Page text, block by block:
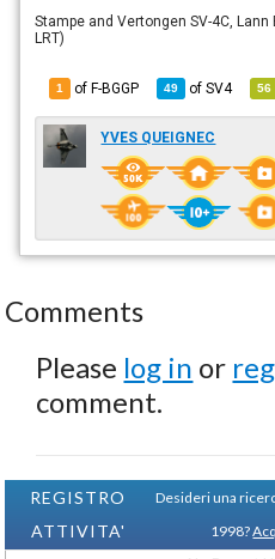
Stampe and Vertongen SV-4C, Lann
LRT)
1 of F-BGGP 49 ofSV4 56
YVES QUEIGNEC
Comments
Please log in or
comment.
REGISTRO
ATTIVITA'
Desideri una
1998?